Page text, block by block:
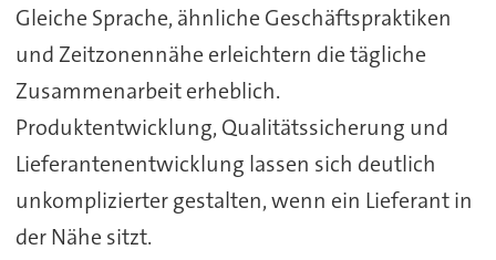
Gleiche Sprache, ähnliche Geschäftspraktiken
und Zeitzonennähe erleichtern die tägliche
Zusammenarbeit erheblich.
Produktentwicklung, Qualitätssicherung und
Lieferantenentwicklung lassen sich deutlich
unkomplizierter gestalten, wenn ein Lieferant in
der Nähe sitzt.